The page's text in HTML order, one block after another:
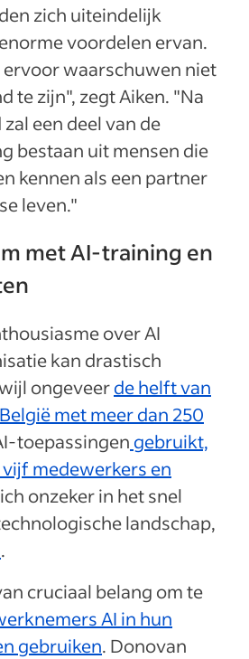
zich uiteindelijk
voordelen ervan.
waarschuwen niet
te zijn", zegt Aiken. "Na
een deel van de
bestaan uit mensen die
kennen als een partner
leven."
met AI-training en
over AI
kan drastisch
ongeveerde helft van
met meer dan 250
toepassingen gebruikt,
medewerkers en
onzeker in het snel
landschap,
.
cruciaal belang om te
AI in hun
gebruiken. Donovan